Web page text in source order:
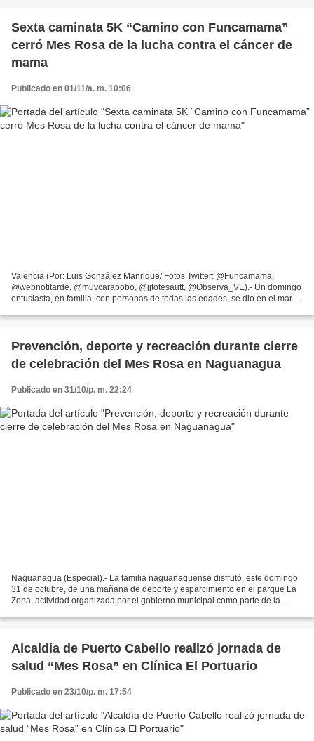
Sexta caminata 5K “Camino con Funcamama”
cerró Mes Rosa de la lucha contra el cáncer de
mama
Publicado en 01/11/a. m. 10:06
Valencia (Por: Luis González Manrique/ Fotos Twitter: @Funcamama,
@webnotitarde, @muvcarabobo, @jjtotesautt, @Observa_VE).- Un domingo
entusiasta, en familia, con personas de todas las edades, se dio en el marco
Prevención, deporte y recreación durante cierre
de celebración del Mes Rosa en Naguanagua
Publicado en 31/10/p. m. 22:24
Naguanagua (Especial).- La familia naguanagüense disfrutó, este domingo
31 de octubre, de una mañana de deporte y esparcimiento en el parque La
Zona, actividad organizada por el gobierno municipal como parte de la
Alcaldía de Puerto Cabello realizó jornada de
salud “Mes Rosa” en Clínica El Portuario
Publicado en 23/10/p. m. 17:54